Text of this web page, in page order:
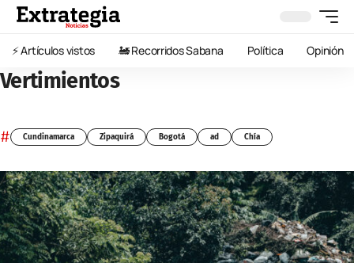
⚡️ Artículos vistos 🚂 Recorridos Sabana Política Opinión
Vertimientos
# Cundinamarca Zipaquirá Bogotá ad Chía